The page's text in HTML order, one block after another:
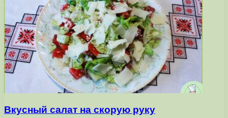
Вкусный салат на скорую руку